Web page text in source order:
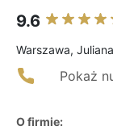
9.6
Warszawa,
Pokaż
O firmie: